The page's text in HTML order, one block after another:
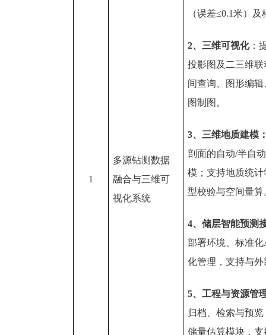
1
多源钻测数据
融合与三维可
视化系统
（误差≤0.1米）
2、三维可视化：
投影图及二三维
间查询、图形编
图制图。
3、三维地质建模
剖面的自动/半自
模；支持地质统
型校验与空间量算
4、储层智能预测
部署环境、标准
化管理，支持与
5、工程与资源管
归档、检索与预
储量估算模块，